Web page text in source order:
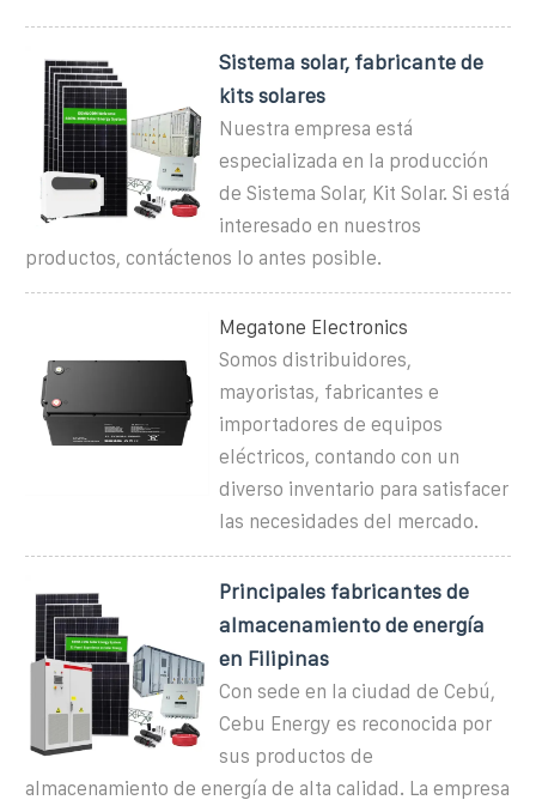
Sistema solar, fabricante de
kits solares
Nuestra empresa está
especializada en la producción
de Sistema Solar, Kit Solar. Si está
interesado en nuestros
productos, contáctenos lo antes posible.
Megatone Electronics
Somos distribuidores,
mayoristas, fabricantes e
importadores de equipos
eléctricos, contando con un
diverso inventario para satisfacer
las necesidades del mercado.
Principales fabricantes de
almacenamiento de energía
en Filipinas
Con sede en la ciudad de Cebú,
Cebu Energy es reconocida por
sus productos de
almacenamiento de energía de alta calidad. La empresa